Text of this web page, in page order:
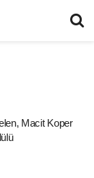
Macit Koper